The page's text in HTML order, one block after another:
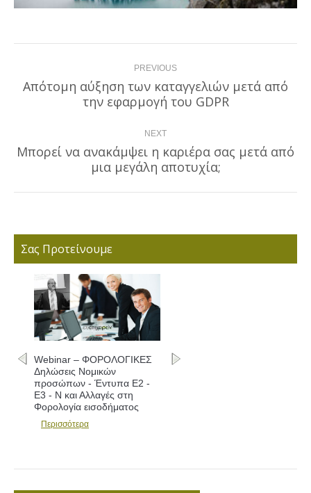
navigation PREVIOUS
Previous
post:
Απότομη αύξηση των καταγγελιών μετά από
την εφαρμογή του GDPR
NEXT
Next
post:
Μπορεί να ανακάμψει η καριέρα σας μετά από
μια μεγάλη αποτυχία;
Σας Προτείνουμε
Webinar – ΦΟΡΟΛΟΓΙΚΕΣ
Δηλώσεις Νομικών
προσώπων - Έντυπα Ε2 -
Ε3 - Ν και Αλλαγές στη
Φορολογία εισοδήματος
Περισσότερα